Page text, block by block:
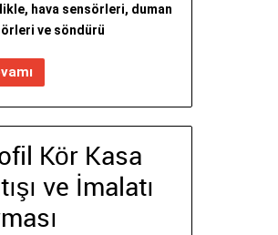
hava sensörleri, duman
ve söndürü
Kör Kasa
ve İmalatı